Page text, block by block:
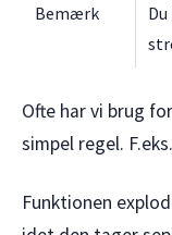
Bemærk
Ofte har vi brug
simpel regel.
Funktionen